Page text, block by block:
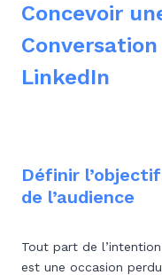
Concevoir
LinkedIn
Définir
de l’audience
Tout part de
est une occasion